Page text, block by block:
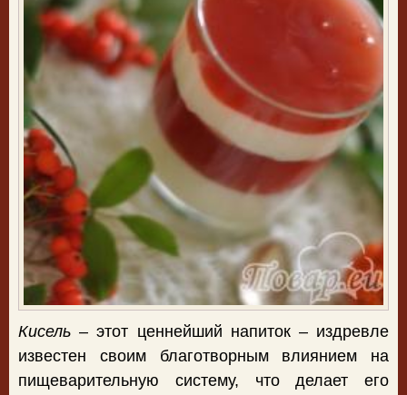
Кисель – этот ценнейший напиток – издревле
известен своим благотворным влиянием на
пищеварительную систему, что делает его